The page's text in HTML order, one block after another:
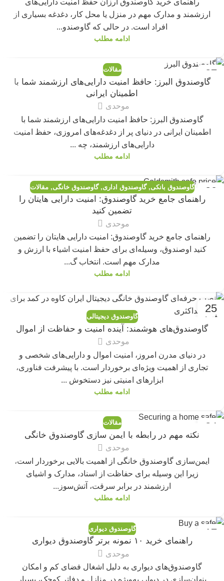
ارزشمند و مدارک مهم در منزل یا محل کار، دغدغه بسیاری از
افراد است. در حالی که گاوصندو...
ادامه مطلب
27
آوریل
مقالات
گاوصندوق البرز: حافظ امنیت دارایی‌های ارزشمند شما با
اطمینان ایرانی
موحدی
گاوصندوق البرز: حافظ امنیت دارایی‌های ارزشمند شما با
اطمینان ایرانی در دنیای پر از دغدغه‌های امروزی، حفظ امنیت
دارایی‌های ارزشمند، چه ...
ادامه مطلب
20
آوریل
گاوصندوق بانکی,گاوصندوق اداری,گاوصندوق خانگی,مقالات
راهنمای جامع خرید گاوصندوق: امنیت دارایی هایتان را
تضمین کنید
موحدی
راهنمای جامع خرید گاوصندوق: امنیت دارایی هایتان را تضمین
کنید اوصندوق، وسیله‌ای برای حفظ امنیت اشیاء با ارزش و
مدارک مهم است. انتخاب گ...
ادامه مطلب
25
فوریه گاوصندوق دیجیتالی
گاوصندوق‌های هوشمند: آینده امنیت و حفاظت از اموال
موحدی
در دنیای مدرن امروز، امنیت اموال و دارایی‌های شخصی و
تجاری از اهمیت ویژه‌ای برخوردار است. با پیشرفت فناوری،
ابزارهای امنیتی نیز دستخوش ...
ادامه مطلب
24 مقالات
نکته مهم در رابطه با ایمن سازی گاوصندوق خانگی
موحدی
ایمن‌سازی گاوصندوق خانگی از اهمیت بالایی برخوردار است،
زیرا این وسیله برای حفاظت از اسناد، مدارک و اشیای
ارزشمند در برابر سرقت، آتش‌سوز...
ادامه مطلب
17 گاوصندوق دیواری
راهنمای خرید ۱۰ نمونه برتر گاوصندوق دیواری
موحدی
گاوصندوق‌های دیواری به دلیل اشغال فضای کم و امکان